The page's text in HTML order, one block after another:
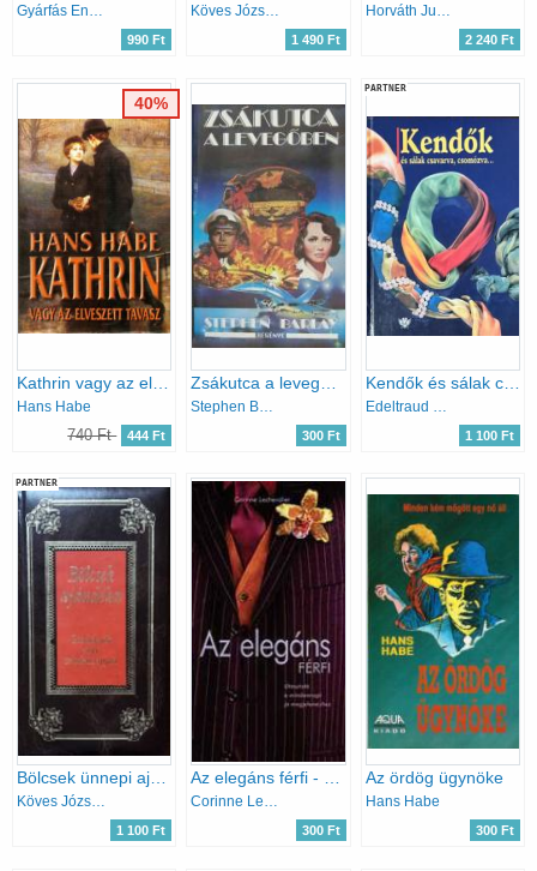
Gyárfás Endre
990 Ft
Köves József (szerk.)
1 490 Ft
Horváth Judit; Kovács Orsolya
2 240 Ft
Hans Habe
740 Ft 444 Ft
40%
300 Ft
PARTNER
Kendők és sálak csavarva, csomózva...
1 100 Ft
PARTNER
Köves József (Szerk.)
1 100 Ft
Corinne Lechevalier
300 Ft
Az ördög ügynöke
Hans Habe
300 Ft